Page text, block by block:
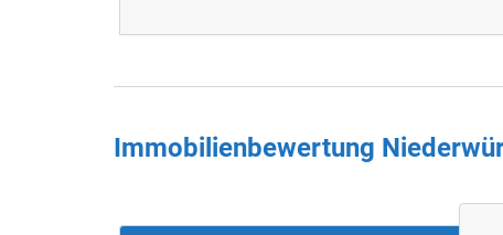
Immobilienbewertung